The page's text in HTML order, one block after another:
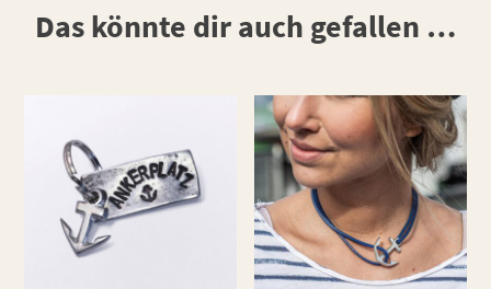
Das könnte dir auch gefallen …